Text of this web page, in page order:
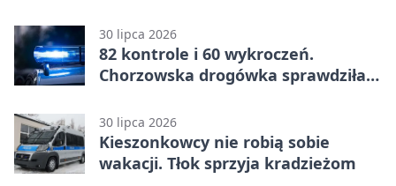
30 lipca 2026
82 kontrole i 60 wykroczeń.
Chorzowska drogówka sprawdziła
30 lipca 2026
Kieszonkowcy nie robią sobie
wakacji. Tłok sprzyja kradzieżom